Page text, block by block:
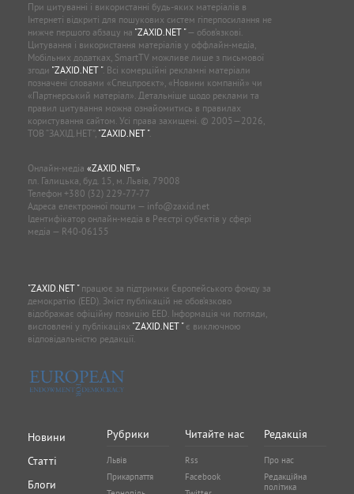
При цитуванні і використанні будь-яких матеріалів в
Інтернеті відкриті для пошукових систем гіперпосилання не
нижче першого абзацу на "ZAXID.NET "— обов’язкові.
Цитування і використання матеріалів у оффлайн-медіа,
Мобільних додатках, SmartTV можливе лише з письмової
згоди "ZAXID.NET ". Всі комерційні рекламні матеріали
позначені словами «Спецпроєкт», «Новини компаній» чи
«Партнерський матеріал». Детальніше щодо реклами та
правил цитування можна ознайомитись в правилах
користування сайтом. Усі права захищені. © 2005—2026,
ТОВ “ЗАХІД.НЕТ”, "ZAXID.NET ".
Онлайн-медіа «ZAXID.NET»
пл. Галицька, буд. 15, м. Львів, 79008
Телефон +380 (32) 229-77-77
Адреса електронної пошти — info@zaxid.net
Ідентифікатор онлайн-медіа в Реєстрі суб'єктів у сфері
медіа — R40-06155
"ZAXID.NET "працює за підтримки Європейського фонду за
демократію (EED). Зміст публікацій не обов’язково
відображає офіційну позицію EED. Інформація чи погляди,
висловлені у публікаціях "ZAXID.NET "є виключною
відповідальністю редакції.
Новини
Статті
Блоги
Рубрики
Львів
Прикарпаття
Читайте нас
Rss
Facebook
Редакція
Про нас
Редакційна
політика